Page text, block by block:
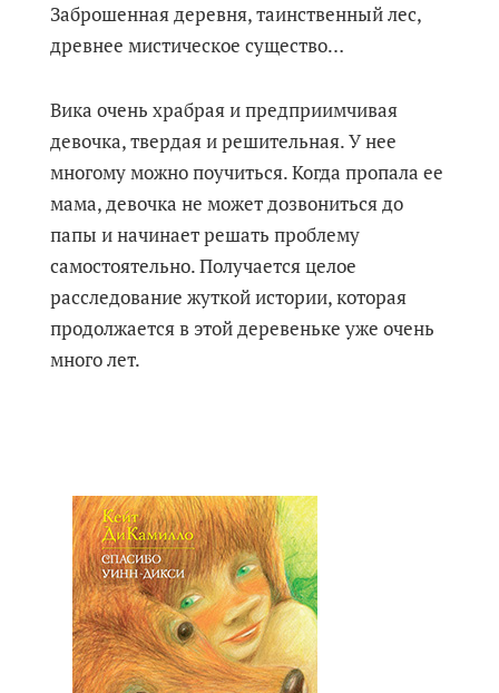
Заброшенная деревня, таинственный лес,
древнее мистическое существо…
Вика очень храбрая и предприимчивая
девочка, твердая и решительная. У нее
многому можно поучиться. Когда пропала ее
мама, девочка не может дозвониться до
папы и начинает решать проблему
самостоятельно. Получается целое
расследование жуткой истории, которая
продолжается в этой деревеньке уже очень
много лет.